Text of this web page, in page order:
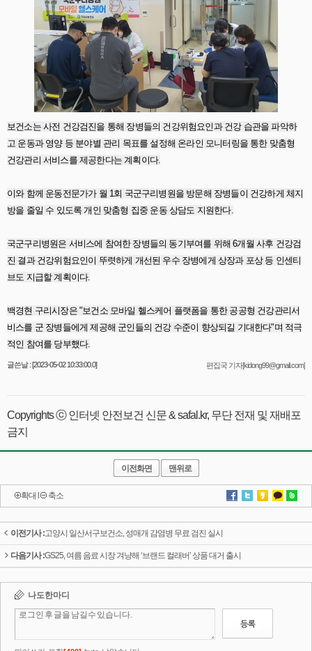
보건소는 사전 건강검진을 통해 장병들의 건강위험요인과 건강 습관을 파악하
고 운동과 영양 등 분야별 관리 목표를 설정해 온라인 모니터링을 통한 맞춤형
건강관리 서비스를 제공한다는 계획이다.
이와 함께 운동전문가가 월 1회 국군구리병원을 방문해 장병들이 건강하게 체지
방을 줄일 수 있도록 개인 맞춤형 집중 운동 상담도 지원한다.
국군구리병원은 서비스에 참여한 장병들의 동기부여를 위해 6개월 사후 건강검
진 결과 건강위험요인이 뚜렷하게 개선된 우수 장병에게 상장과 포상 등 인센티
브도 지급할 계획이다.
백경현 구리시장은 "보건소 모바일 헬스케어 플랫폼을 통한 공공형 건강관리서
비스를 군 장병들에게 제공해 군인들의 건강 수준이 향상되길 기대한다"며 적극
적인 참여를 당부했다.
글쓴날 : [2023-05-02 10:33:00.0] 편집국 기자[kidong99@gmail.com]
Copyrights ⓒ 인터넷 안전보건 신문 & safal.kr, 무단 전재 및 재배포
금지
이전화면 맨위로
확대 축소
이전기사 :고양시 일산서구보건소, 성매개 감염병 무료 검진 실시
다음기사 :GS25, 여름 음료 시장 겨냥해 ‘브랜드 컬래버’ 상품 대거 출시